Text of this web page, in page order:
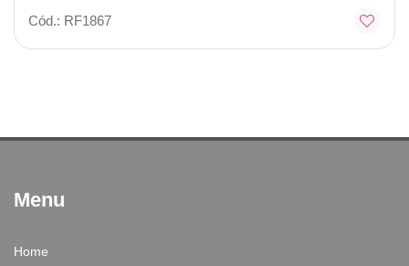
Cód.: RF1867
Menu
Home